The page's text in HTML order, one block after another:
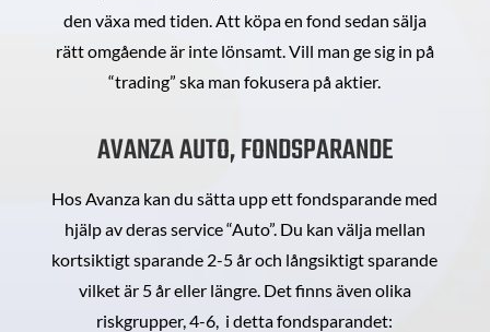
den växa med tiden. Att köpa en fond sedan sälja
rätt omgående är inte lönsamt. Vill man ge sig in på
“trading” ska man fokusera på aktier.
AVANZA AUTO, FONDSPARANDE
Hos Avanza kan du sätta upp ett fondsparande med
hjälp av deras service “Auto”. Du kan välja mellan
kortsiktigt sparande 2-5 år och långsiktigt sparande
vilket är 5 år eller längre. Det finns även olika
riskgrupper, 4-6, i detta fondsparandet: